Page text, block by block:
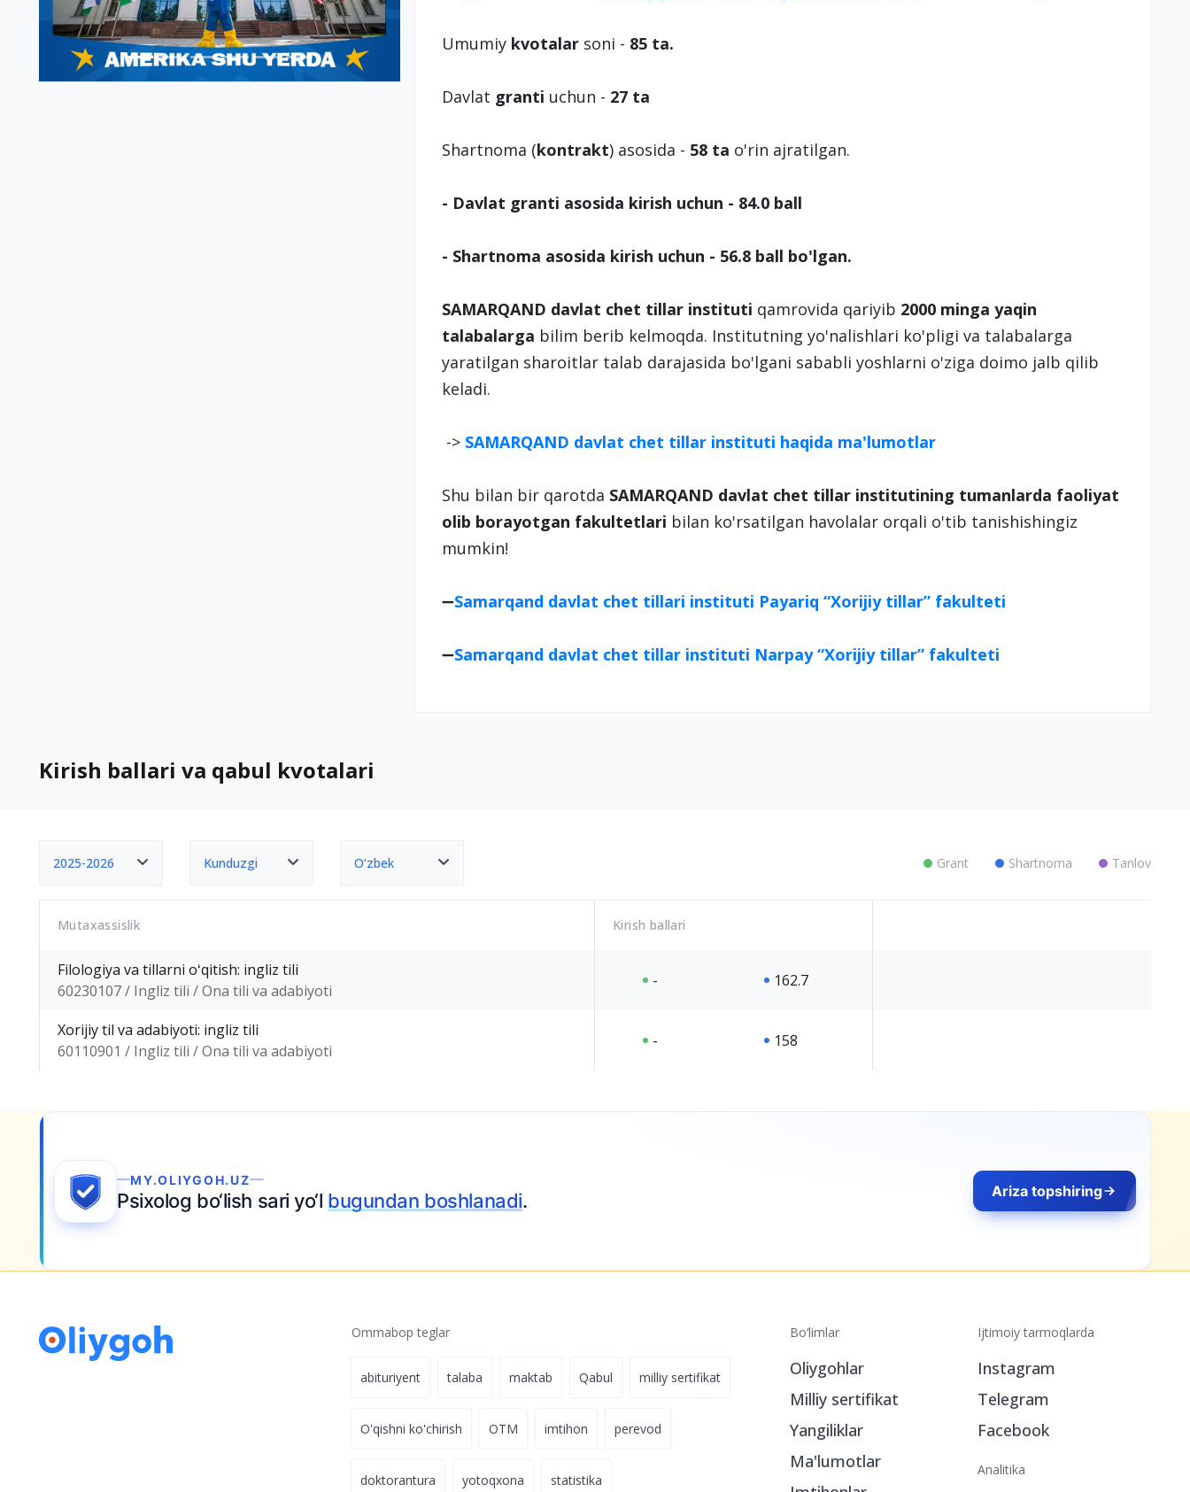
Umumiy kvotalarsoni - 85 ta.
Davlat granti uchun - 27 ta
Shartnoma (kontrakt) asosida - 58 ta o'rin ajratilgan.
- Davlat granti asosida kirish uchun - 84.0 ball
- Shartnoma asosida kirish uchun - 56.8 ball bo'lgan.
SAMARQAND davlat chet tillar instituti qamrovida qariyib 2000 minga yaqin
talabalarga bilim berib kelmoqda. Institutning yo'nalishlari ko'pligi va talabalarga
yaratilgan sharoitlar talab darajasida bo'lgani sababli yoshlarni o'ziga doimo jalb qilib
keladi.
-> SAMARQAND davlat chet tillar instituti haqida ma'lumotlar
Shu bilan bir qarotda SAMARQAND davlat chet tillar institutining tumanlarda faoliyat
olib borayotgan fakultetlari bilan ko'rsatilgan havolalar orqali o'tib tanishishingiz
mumkin!
➖Samarqand davlat chet tillari instituti Payariq “Xorijiy tillar” fakulteti
➖Samarqand davlat chet tillar instituti Narpay “Xorijiy tillar” fakulteti
Kirish ballari va qabul kvotalari
2025-2026 Kunduzgi O‘zbek Grant Shartnoma Tanlov
Mutaxassislik Kirish ballari
Filologiya va tillarni oʻqitish: ingliz tili
60230107 / Ingliz tili / Ona tili va adabiyoti
- 162.7
Xorijiy til va adabiyoti: ingliz tili
60110901 / Ingliz tili / Ona tili va adabiyoti
- 158
MY.OLIYGOH.UZ
Psixolog bo‘lish sari yo‘l bugundan boshlanadi. Ariza topshiring
Ommabop teglar
abituriyent talaba maktab Qabul milliy sertifikat
O'qishni ko'chirish OTM imtihon perevod
doktorantura yotoqxona statistika
Bo‘limlar
Oliygohlar
Milliy sertifikat
Yangiliklar
Ma'lumotlar
Ijtimoiy tarmoqlarda
Instagram
Telegram
Facebook
Analitika